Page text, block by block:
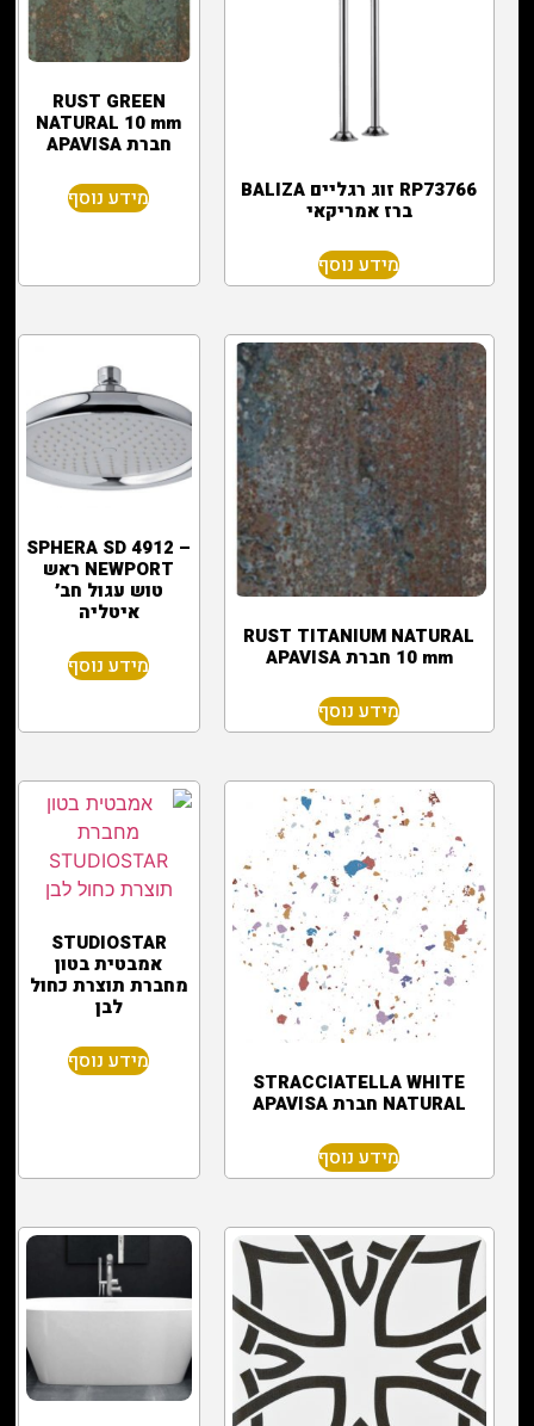
RP73766 זוג רגליים BALIZA
ברז אמריקאי
מידע נוסף
RUST GREEN
NATURAL 10 mm
חברת APAVISA
מידע נוסף
RUST TITANIUM NATURAL
10 mm חברת APAVISA
מידע נוסף
SPHERA SD 4912 –
NEWPORT ראש
טוש עגול חב׳
איטליה
מידע נוסף
STRACCIATELLA WHITE
NATURAL חברת APAVISA
מידע נוסף
STUDIOSTAR
אמבטית בטון
מחברת תוצרת כחול
לבן
מידע נוסף